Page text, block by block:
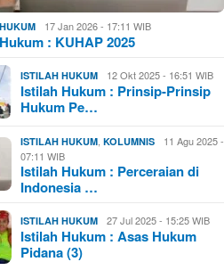
17 Jan 2026 - 17:11 WIB
: KUHAP 2025
ISTILAH HUKUM 12 Okt 2025 - 16:51 WIB
Istilah Hukum : Prinsip-Prinsip
Hukum Pe…
ISTILAH HUKUM ,KOLUMNIS
11 Agu 2025 -
07:11 WIB
Istilah Hukum : Perceraian di
Indonesia …
ISTILAH HUKUM 27 Jul 2025 - 15:25 WIB
Istilah Hukum : Asas Hukum
Pidana (3)